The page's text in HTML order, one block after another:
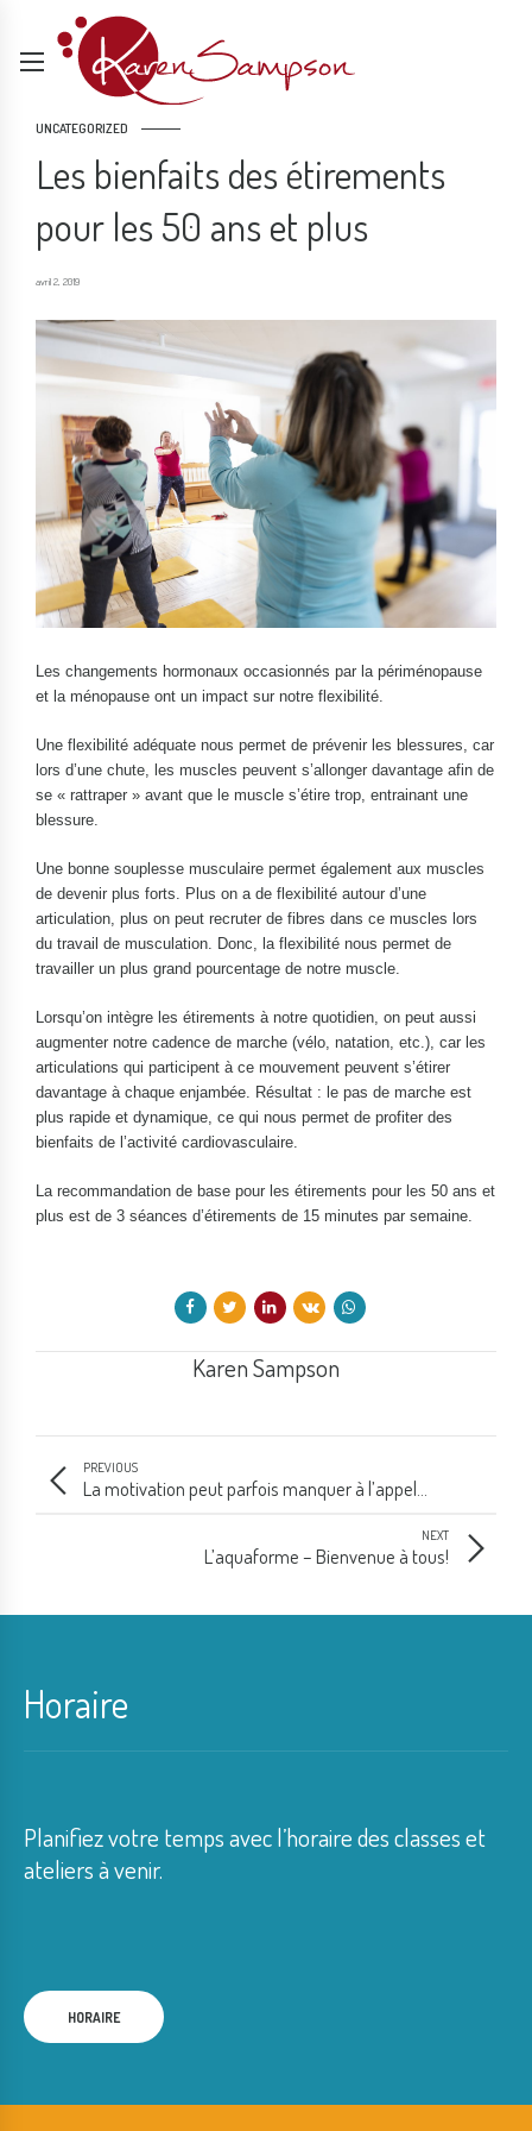
UNCATEGORIZED
Les bienfaits des étirements
pour les 50 ans et plus
avril 2, 2019
Les changements hormonaux occasionnés par la périménopause
et la ménopause ont un impact sur notre flexibilité.
Une flexibilité adéquate nous permet de prévenir les blessures, car
lors d’une chute, les muscles peuvent s’allonger davantage afin de
se « rattraper » avant que le muscle s’étire trop, entrainant une
blessure.
Une bonne souplesse musculaire permet également aux muscles
de devenir plus forts. Plus on a de flexibilité autour d’une
articulation, plus on peut recruter de fibres dans ce muscles lors
du travail de musculation. Donc, la flexibilité nous permet de
travailler un plus grand pourcentage de notre muscle.
Lorsqu’on intègre les étirements à notre quotidien, on peut aussi
augmenter notre cadence de marche (vélo, natation, etc.), car les
articulations qui participent à ce mouvement peuvent s’étirer
davantage à chaque enjambée. Résultat : le pas de marche est
plus rapide et dynamique, ce qui nous permet de profiter des
bienfaits de l’activité cardiovasculaire.
La recommandation de base pour les étirements pour les 50 ans et
plus est de 3 séances d’étirements de 15 minutes par semaine.
Karen Sampson
PREVIOUS
La motivation peut parfois manquer à l’appel...
NEXT
L’aquaforme – Bienvenue à tous!
Horaire
Planifiez votre temps avec l’horaire des classes et
ateliers à venir.
HORAIRE